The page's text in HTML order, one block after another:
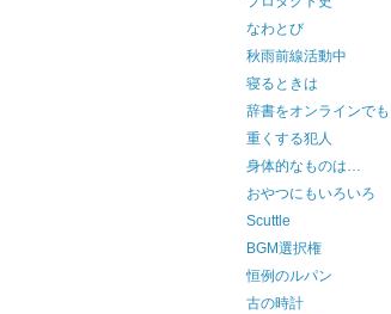
なわとび
秋雨前線活動中
寝るときは
辞書をオンラインでも
重くする犯人
身体的なものは…
おやつにもいろいろ
Scuttle
BGM選択権
恒例のルパン
古の時計